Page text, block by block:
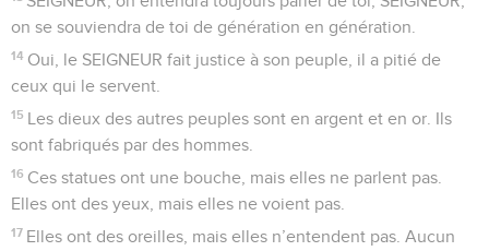
1 Chantez la louange du SEIGNEUR ! Chantez le nom du
SEIGNEUR, chantez sa louange, vous ses serviteurs
2 qui vous tenez dans le temple du SEIGNEUR, dans les
cours de la maison de notre Dieu !
3 Chantez le SEIGNEUR, car il est bon, jouez pour son nom,
car il est aimable.
4
Le SEIGNEUR a choisi pour lui le peuple de Jacob, il a pris
Israël comme son trésor.